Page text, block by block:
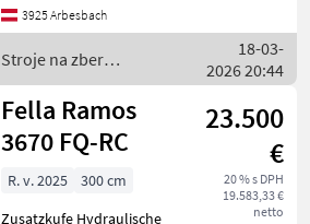
bubon, Frontálna kosa,
Doštička na usmerńovací
rad, : Frontálna kosa Str
3925 Arbesbach
Stroje na zber
objemových krmív / Fella
18-03-
2026 20:44
Fella Ramos
3670 FQ-RC
23.500
€
20 % s DPH
19.583,33 €
netto
R. v. 2025
300 cm
Zusatzkufe Hydraulische